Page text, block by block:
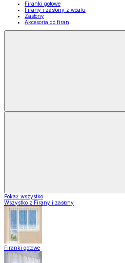
Firanki gotowe
Firany i zasłony z woalu
Zasłony
Akcesoria do firan
Pokaż wszystko
Wszystko z Firany i zasłony
Firanki gotowe